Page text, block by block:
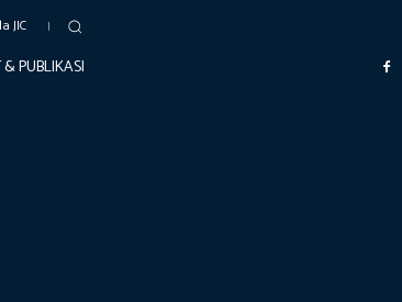
JIC
& PUBLIKASI